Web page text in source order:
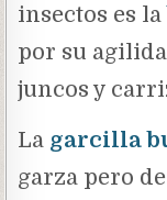
insectos es la
por su
juncos y
La garcilla
garza pero